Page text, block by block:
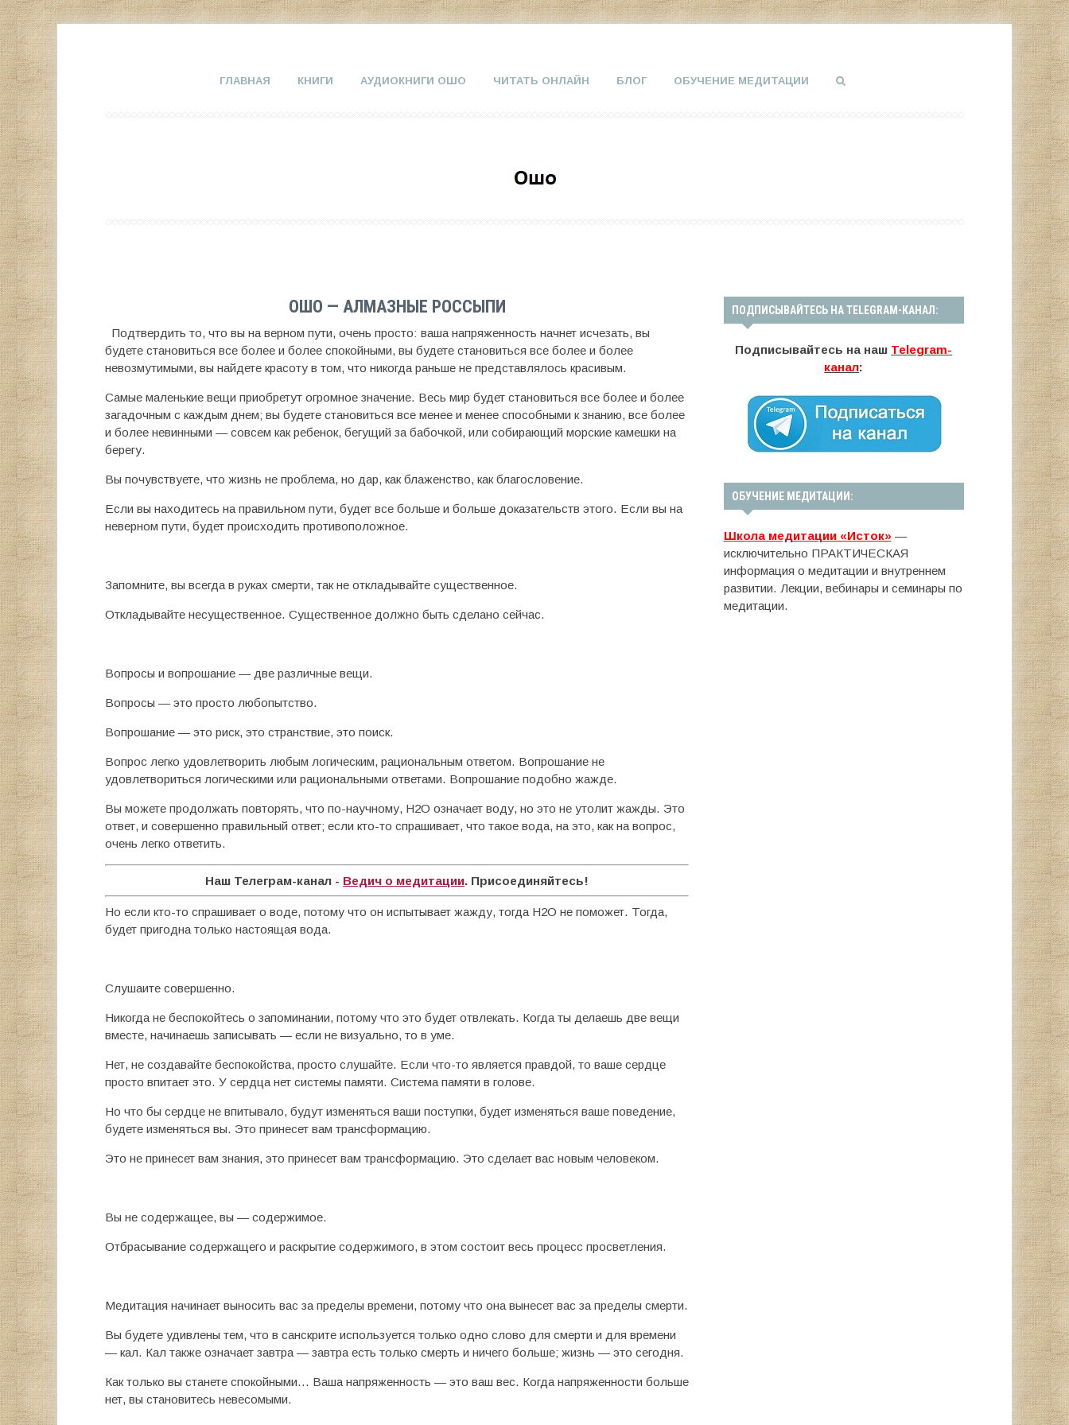
ГЛАВНАЯ КНИГИ АУДИОКНИГИ ОШО ЧИТАТЬ ОНЛАЙН БЛОГ ОБУЧЕНИЕ МЕДИТАЦИИ
ОШО — АЛМАЗНЫЕ РОССЫПИ
Подтвердить то, что вы на верном пути, очень просто: ваша напряженность начнет исчезать, вы
будете становиться все более и более спокойными, вы будете становиться все более и более
невозмутимыми, вы найдете красоту в том, что никогда раньше не представлялось красивым.
Самые маленькие вещи приобретут огромное значение. Весь мир будет становиться все более и более
загадочным с каждым днем; вы будете становиться все менее и менее способными к знанию, все более
и более невинными — совсем как ребенок, бегущий за бабочкой, или собирающий морские камешки на
берегу.
Вы почувствуете, что жизнь не проблема, но дар, как блаженство, как благословение.
Если вы находитесь на правильном пути, будет все больше и больше доказательств этого. Если вы на
неверном пути, будет происходить противоположное.
Запомните, вы всегда в руках смерти, так не откладывайте существенное.
Откладывайте несущественное. Существенное должно быть сделано сейчас.
Вопросы и вопрошание — две различные вещи.
Вопросы — это просто любопытство.
Вопрошание — это риск, это странствие, это поиск.
Вопрос легко удовлетворить любым логическим, рациональным ответом. Вопрошание не
удовлетвориться логическими или рациональными ответами. Вопрошание подобно жажде.
Вы можете продолжать повторять, что по-научному, H2O означает воду, но это не утолит жажды. Это
ответ, и совершенно правильный ответ; если кто-то спрашивает, что такое вода, на это, как на вопрос,
очень легко ответить.
Наш Телеграм-канал - Ведич о медитации. Присоединяйтесь!
Но если кто-то спрашивает о воде, потому что он испытывает жажду, тогда H2O не поможет. Тогда,
будет пригодна только настоящая вода.
Cлушаите совершенно.
Никогда не беспокойтесь о запоминании, потому что это будет отвлекать. Когда ты делаешь две вещи
вместе, начинаешь записывать — если не визуально, то в уме.
Нет, не создавайте беспокойства, просто слушайте. Если что-то является правдой, то ваше сердце
просто впитает это. У сердца нет системы памяти. Система памяти в голове.
Но что бы сердце не впитывало, будут изменяться ваши поступки, будет изменяться ваше поведение,
будете изменяться вы. Это принесет вам трансформацию.
Это не принесет вам знания, это принесет вам трансформацию. Это сделает вас новым человеком.
Вы не содержащее, вы — содержимое.
Отбрасывание содержащего и раскрытие содержимого, в этом состоит весь процесс просветления.
Медитация начинает выносить вас за пределы времени, потому что она вынесет вас за пределы смерти.
Вы будете удивлены тем, что в санскрите используется только одно слово для смерти и для времени
— кал. Кал также означает завтра — завтра есть только смерть и ничего больше; жизнь — это сегодня.
Как только вы станете спокойными… Ваша напряженность — это ваш вес. Когда напряженности больше
нет, вы становитесь невесомыми.
ПОДПИСЫВАЙТЕСЬ НА TELEGRAM-КАНАЛ:
Подписывайтесь на наш Telegram-
канал:
ОБУЧЕНИЕ МЕДИТАЦИИ:
Школа медитации «Исток» —
исключительно ПРАКТИЧЕСКАЯ
информация о медитации и внутреннем
развитии. Лекции, вебинары и семинары по
медитации.